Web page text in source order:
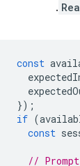
.
const
if (
const
//